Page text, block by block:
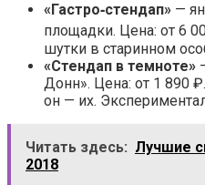
«Гастро‑стендап» —
площадки. Цена: от 6
шутки в старинном
«Стендап в темноте»
Донн». Цена: от 1 890
он — их.
Читать здесь: Лучшие
2018